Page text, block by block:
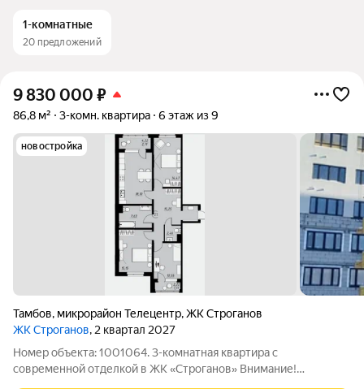
1-комнатные
20 предложений
9 830 000 ₽
86,8 м² 3-комн. квартира 6 этаж из 9
новостройка
Тамбов, микрорайон Телецентр,ЖК Строганов
ЖК Строганов, 2 квартал 2027
Номер объекта: 1001064. 3-комнатная квартира с
современной отделкой в ЖК «Строганов» Внимание!